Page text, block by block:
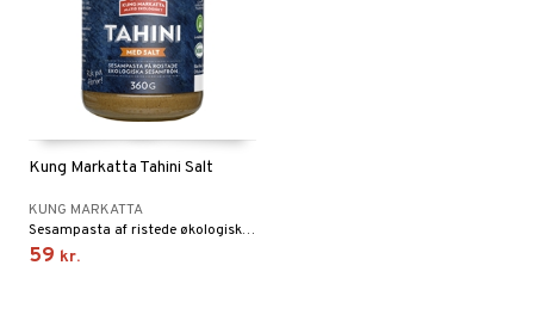
Kung Markatta Tahini Salt
KUNG MARKATTA
Sesampasta af ristede økologiske sesamfrø.
59 kr.